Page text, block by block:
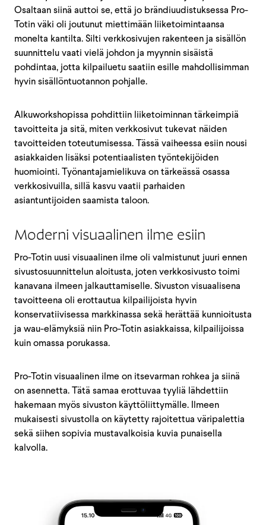
Osaltaan siinä auttoi se, että jo brändiuudistuksessa Pro-
Totin väki oli joutunut miettimään liiketoimintaansa
monelta kantilta. Silti verkkosivujen rakenteen ja sisällön
suunnittelu vaati vielä johdon ja myynnin sisäistä
pohdintaa, jotta kilpailuetu saatiin esille mahdollisimman
hyvin sisällöntuotannon pohjalle.
Alkuworkshopissa pohdittiin liiketoiminnan tärkeimpiä
tavoitteita ja sitä, miten verkkosivut tukevat näiden
tavoitteiden toteutumisessa. Tässä vaiheessa esiin nousi
asiakkaiden lisäksi potentiaalisten työntekijöiden
huomiointi. Työnantajamielikuva on tärkeässä osassa
verkkosivuilla, sillä kasvu vaatii parhaiden
asiantuntijoiden saamista taloon.
Moderni visuaalinen ilme esiin
Pro-Totin uusi visuaalinen ilme oli valmistunut juuri ennen
sivustosuunnittelun aloitusta, joten verkkosivusto toimi
kanavana ilmeen jalkauttamiselle. Sivuston visuaalisena
tavoitteena oli erottautua kilpailijoista hyvin
konservatiivisessa markkinassa sekä herättää kunnioitusta
ja wau-elämyksiä niin Pro-Totin asiakkaissa, kilpailijoissa
kuin omassa porukassa.
Pro-Totin visuaalinen ilme on itsevarman rohkea ja siinä
on asennetta. Tätä samaa erottuvaa tyyliä lähdettiin
hakemaan myös sivuston käyttöliittymälle. Ilmeen
mukaisesti sivustolla on käytetty rajoitettua väripalettia
sekä siihen sopivia mustavalkoisia kuvia punaisella
kalvolla.